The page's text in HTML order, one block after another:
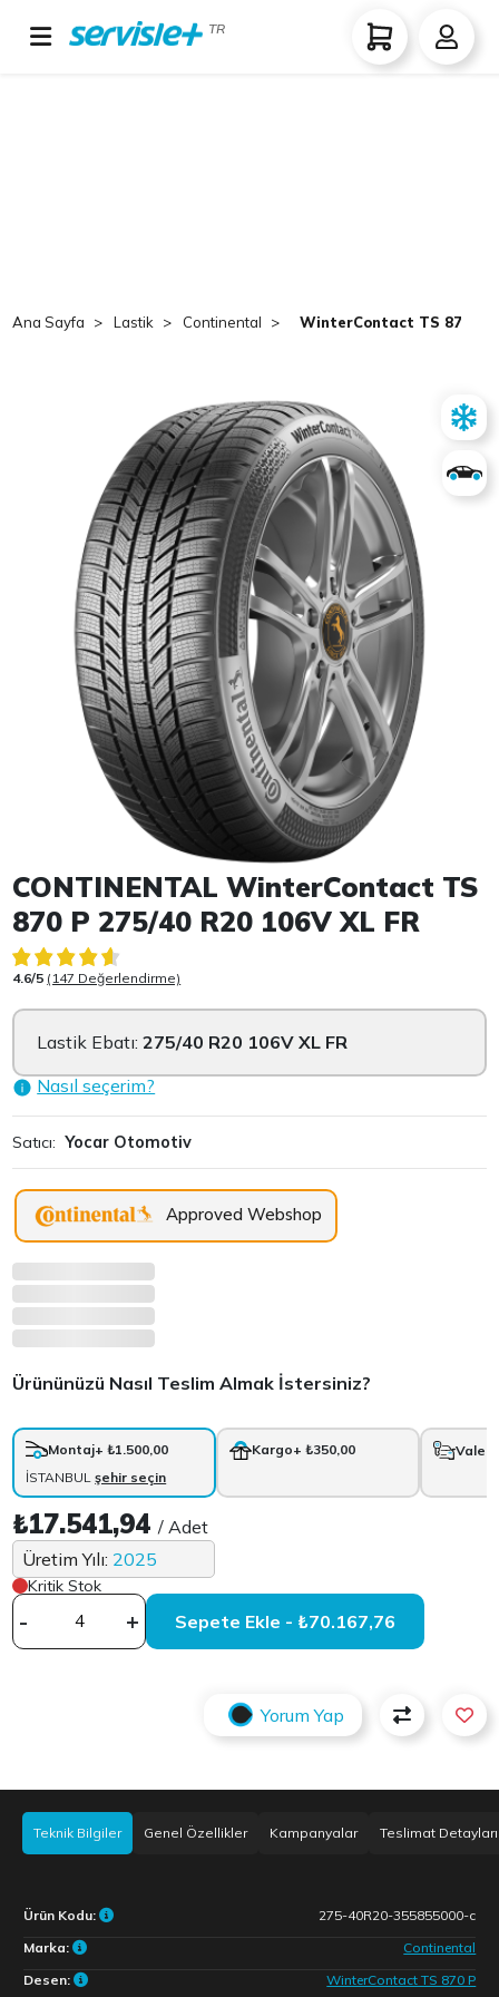
TR
Ana Sayfa Lastik Continental WinterContact TS 870 P
Item 1 of 1
CONTINENTAL WinterContact TS
870 P 275/40 R20 106V XL FR
4.6/5 (147 Değerlendirme)
Lastik Ebatı:275/40 R20 106V XL FR
Nasıl seçerim?
Satıcı: Yocar Otomotiv
Approved Webshop
Ürününüzü Nasıl Teslim Almak İstersiniz?
Montaj+ ₺1.500,00
İSTANBULşehir seçin
Kargo+ ₺350,00 Vale
₺17.541,94/ Adet
Üretim Yılı: 2025
Kritik Stok
- + Sepete Ekle - ₺70.167,76
Yorum Yap
Teknik Bilgiler Genel Özellikler Kampanyalar Teslimat Detayları
Ürün Kodu:
275-40R20-355855000-c
Marka:
Continental
Desen:
WinterContact TS 870 P